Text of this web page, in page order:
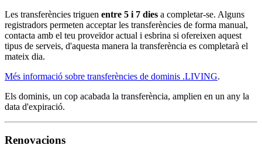
Les transferències triguen entre 5 i 7 dies a completar-se. Alguns
registradors permeten acceptar les transferències de forma manual,
contacta amb el teu proveïdor actual i esbrina si ofereixen aquest
tipus de serveis, d'aquesta manera la transferència es completarà el
mateix dia.
Més informació sobre transferències de dominis .LIVING.
Els dominis, un cop acabada la transferència, amplien en un any la
data d'expiració.
Renovacions